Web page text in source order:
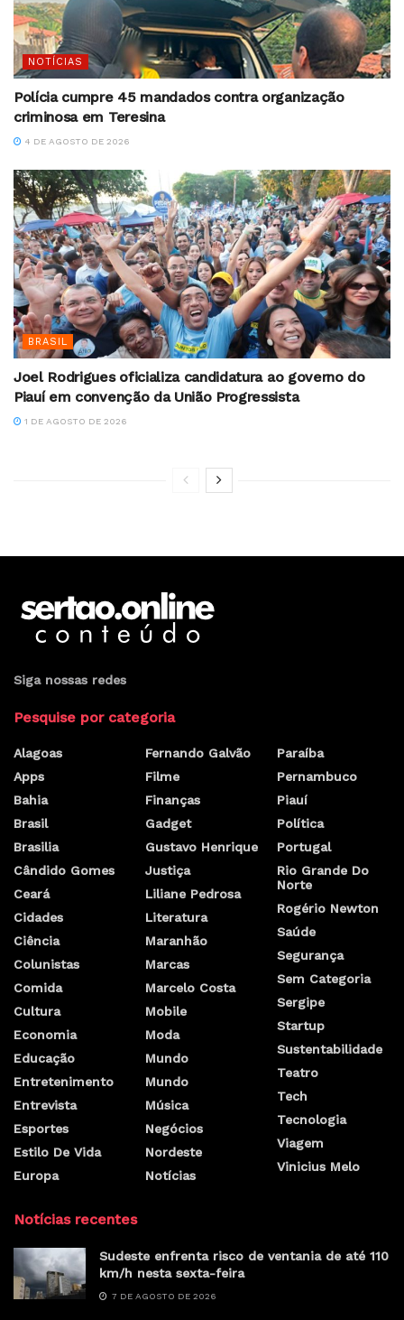
NOTÍCIAS
Polícia cumpre 45 mandados contra organização
criminosa em Teresina
4 DE AGOSTO DE 2026
BRASIL
Joel Rodrigues oficializa candidatura ao governo do
Piauí em convenção da União Progressista
1 DE AGOSTO DE 2026
Siga nossas redes
Pesquise por categoria
Alagoas
Apps
Bahia
Brasil
Brasilia
Cândido Gomes
Ceará
Cidades
Ciência
Colunistas
Comida
Cultura
Economia
Educação
Entretenimento
Entrevista
Esportes
Estilo De Vida
Europa
Fernando Galvão
Filme
Finanças
Gadget
Gustavo Henrique
Justiça
Liliane Pedrosa
Literatura
Maranhão
Marcas
Marcelo Costa
Mobile
Moda
Mundo
Mundo
Música
Negócios
Nordeste
Notícias
Paraíba
Pernambuco
Piauí
Política
Portugal
Rio Grande Do
Norte
Rogério Newton
Saúde
Segurança
Sem Categoria
Sergipe
Startup
Sustentabilidade
Teatro
Tech
Tecnologia
Viagem
Vinicius Melo
Notícias recentes
Sudeste enfrenta risco de ventania de até 110
km/h nesta sexta-feira
7 DE AGOSTO DE 2026